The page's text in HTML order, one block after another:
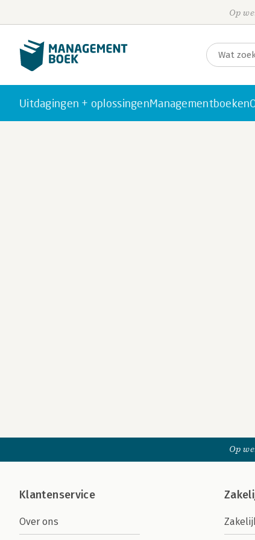
Op
Uitdagingen + oplossingenManagementboeken
Op
Klantenservice
Over ons